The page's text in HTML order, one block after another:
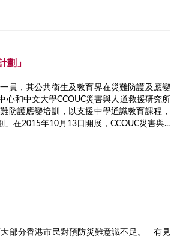
劃」
員，其公共衞生及教育界在災難防護及應變
和中文大學CCOUC災害與人道救援研究所
防護應變培訓，以支援中學通識教育課程，
在2015年10月13日開展，CCOUC災害與...
部分香港市民對預防災難意識不足。 有見